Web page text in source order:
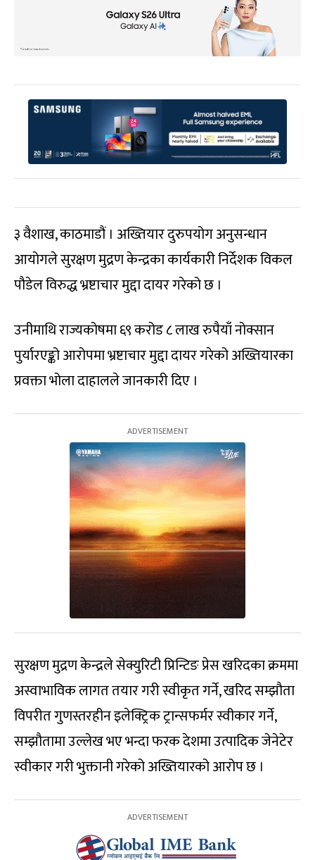
३ वैशाख, काठमाडौं । अख्तियार दुरुपयोग अनुसन्धान
आयोगले सुरक्षण मुद्रण केन्द्रका कार्यकारी निर्देशक विकल
पौडेल विरुद्ध भ्रष्टाचार मुद्दा दायर गरेको छ ।
उनीमाथि राज्यकोषमा ६९ करोड ८ लाख रुपैयाँ नोक्सान
पुर्यारएङ्को आरोपमा भ्रष्टाचार मुद्दा दायर गरेको अख्तियारका
प्रवक्ता भोला दाहालले जानकारी दिए ।
सुरक्षण मुद्रण केन्द्रले सेक्युरिटी प्रिन्टिङ प्रेस खरिदका क्रममा
अस्वाभाविक लागत तयार गरी स्वीकृत गर्ने, खरिद सम्झौता
विपरीत गुणस्तरहीन इलेक्ट्रिक ट्रान्सफर्मर स्वीकार गर्ने,
सम्झौतामा उल्लेख भए भन्दा फरक देशमा उत्पादिक जेनेटेर
स्वीकार गरी भुक्तानी गरेको अख्तियारको आरोप छ ।